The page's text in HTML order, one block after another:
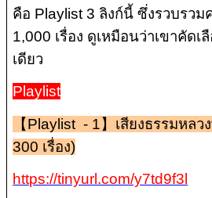
คือ Playlist 3 ลิงก์นี้ ซึ่งรวบรวม
1,000 เรื่อง ดูเหมือนว่าเขาคัด
เดียว
Playlist
【Playlist - 1】เสียงธรรมหล
300 เรื่อง)
https://tinyurl.com/y7td9f3l